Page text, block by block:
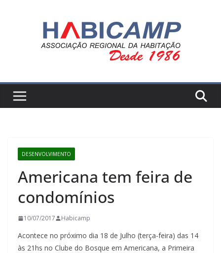
DESENVOLVIMENTO
Americana tem feira de
condomínios
10/07/2017 Habicamp
Acontece no próximo dia 18 de Julho (terça-feira) das 14
às 21hs no Clube do Bosque em Americana, a Primeira